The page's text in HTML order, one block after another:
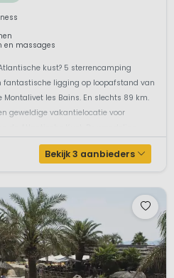
en massages
kust? 5 sterrencamping
fantastische ligging op loopafstand van
les Bains. En slechts 89 km.
geweldige vakantielocatie voor
Bekijk 3 aanbieders